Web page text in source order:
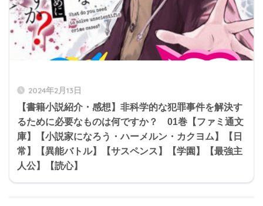
2024年2月13日
【書籍小説紹介・感想】非科学的な犯罪事件を解決す
るために必要なものは何ですか？ 01巻【ファミ通文
庫】【小説家になろう・ハーメルン・カクヨム】【日
常】【異能バトル】【サスペンス】【学園】【最強主
人公】【読心】